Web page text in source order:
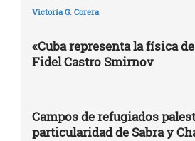
Victoria G. Corera
«Cuba representa la física
Fidel Castro Smirnov
Campos de refugiados
particularidad de Sabra y